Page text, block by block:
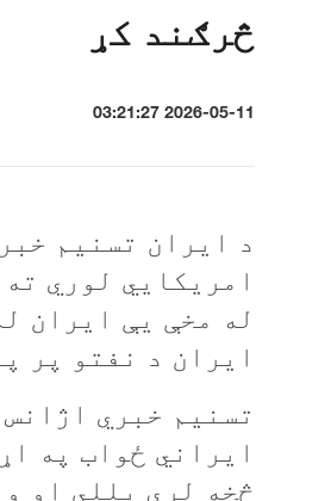
څرګند کړ
2026-05-11 03:21:27
امريکايي لوري
ايران د نفتو پر
تسنيم خبري
ايراني ځواب په
څخه لرې بللي او